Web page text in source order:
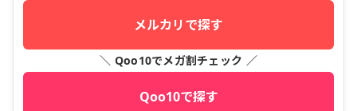
メルカリで探す
＼ Qoo10でメガ割チェック ／
Qoo10で探す